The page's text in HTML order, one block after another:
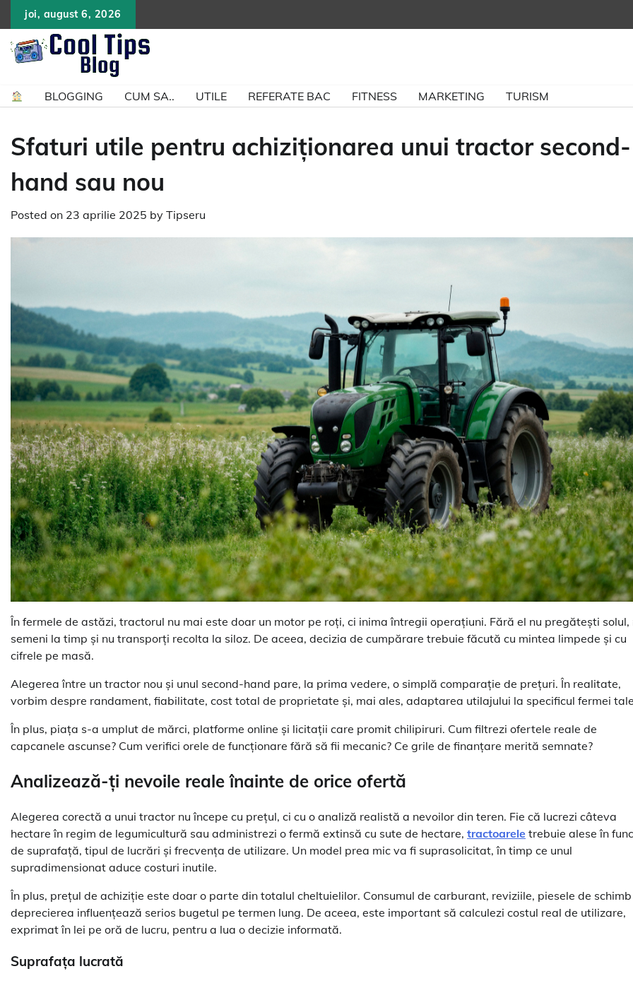
content
joi, august 6, 2026
BLOGGING CUM SA.. UTILE REFERATE BAC FITNESS MARKETING TURISM
Sfaturi utile pentru achiziționarea unui tractor second-
hand sau nou
Posted on 23 aprilie 2025 by Tipseru
În fermele de astăzi, tractorul nu mai este doar un motor pe roți, ci inima întregii operațiuni. Fără el nu pregătești solul,
semeni la timp și nu transporți recolta la siloz. De aceea, decizia de cumpărare trebuie făcută cu mintea limpede și cu
cifrele pe masă.
Alegerea între un tractor nou și unul second-hand pare, la prima vedere, o simplă comparație de prețuri. În realitate,
vorbim despre randament, fiabilitate, cost total de proprietate și, mai ales, adaptarea utilajului la specificul fermei
În plus, piața s-a umplut de mărci, platforme online și licitații care promit chilipiruri. Cum filtrezi ofertele reale de
capcanele ascunse? Cum verifici orele de funcționare fără să fii mecanic? Ce grile de finanțare merită semnate?
Analizează-ți nevoile reale înainte de orice ofertă
Alegerea corectă a unui tractor nu începe cu prețul, ci cu o analiză realistă a nevoilor din teren. Fie că lucrezi câteva
hectare în regim de legumicultură sau administrezi o fermă extinsă cu sute de hectare, tractoarele trebuie alese în
de suprafață, tipul de lucrări și frecvența de utilizare. Un model prea mic va fi suprasolicitat, în timp ce unul
supradimensionat aduce costuri inutile.
În plus, prețul de achiziție este doar o parte din totalul cheltuielilor. Consumul de carburant, reviziile, piesele de schimb
deprecierea influențează serios bugetul pe termen lung. De aceea, este important să calculezi costul real de utilizare,
exprimat în lei pe oră de lucru, pentru a lua o decizie informată.
Suprafața lucrată